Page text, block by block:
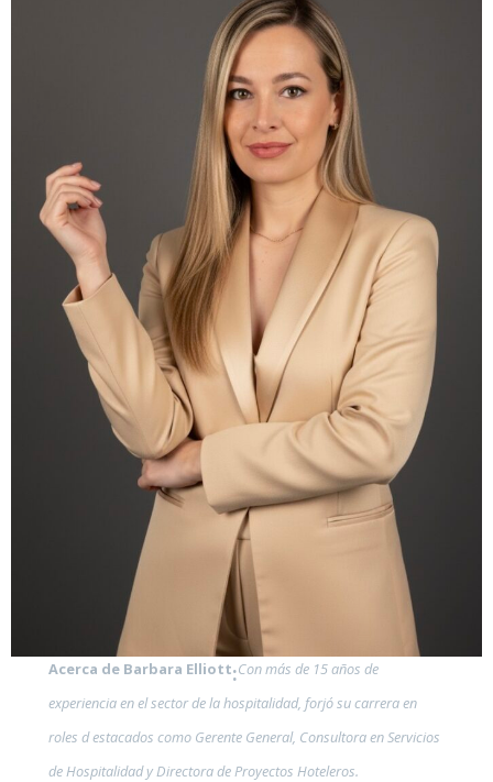
Acerca de Barbara Elliott:Con más de 15 años de
experiencia en el sector de la hospitalidad, forjó su carrera en
roles d estacados como Gerente General, Consultora en Servicios
de Hospitalidad y Directora de Proyectos Hoteleros.